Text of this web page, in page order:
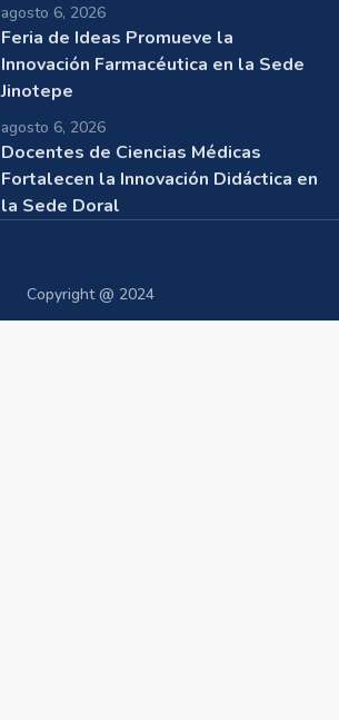
agosto 6, 2026
Feria de Ideas Promueve la
Innovación Farmacéutica en la Sede
Jinotepe
agosto 6, 2026
Docentes de Ciencias Médicas
Fortalecen la Innovación Didáctica en
la Sede Doral
Copyright @ 2024